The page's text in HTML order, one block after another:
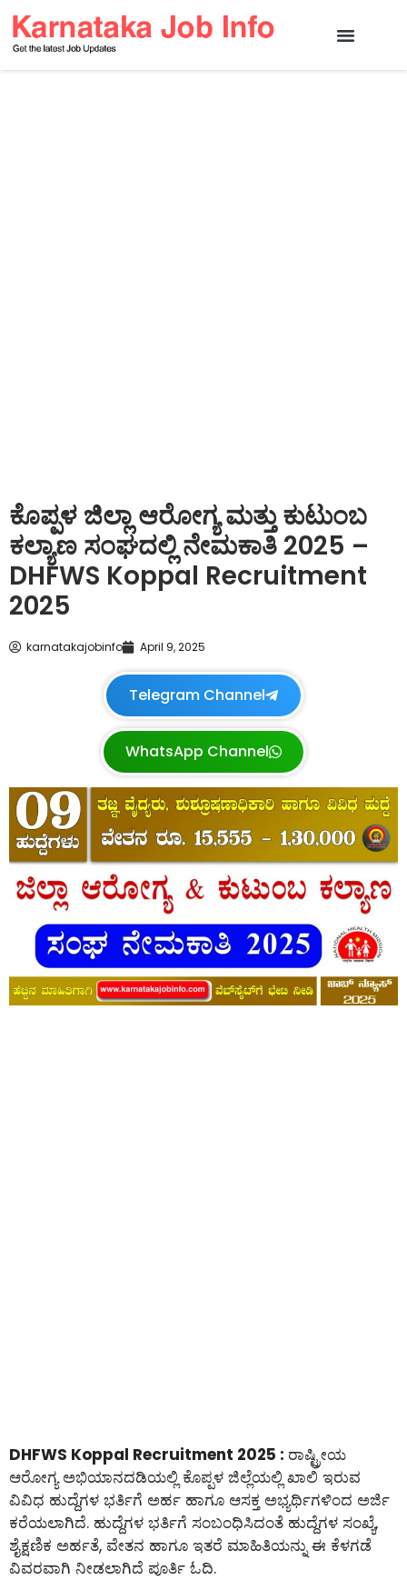
ಕೊಪ್ಪಳ ಜಿಲ್ಲಾ ಆರೋಗ್ಯ ಮತ್ತು ಕುಟುಂಬ
ಕಲ್ಯಾಣ ಸಂಘದಲ್ಲಿ ನೇಮಕಾತಿ 2025 –
DHFWS Koppal Recruitment
2025
karnatakajobinfo April 9, 2025
Telegram Channel
WhatsApp Channel
DHFWS Koppal Recruitment 2025 : ರಾಷ್ಟ್ರೀಯ
ಆರೋಗ್ಯ ಅಭಿಯಾನದಡಿಯಲ್ಲಿ ಕೊಪ್ಪಳ ಜಿಲ್ಲೆಯಲ್ಲಿ ಖಾಲಿ ಇರುವ
ವಿವಿಧ ಹುದ್ದೆಗಳ ಭರ್ತಿಗೆ ಅರ್ಹ ಹಾಗೂ ಆಸಕ್ತ ಅಭ್ಯರ್ಥಿಗಳಿಂದ ಅರ್ಜಿ
ಕರೆಯಲಾಗಿದೆ. ಹುದ್ದೆಗಳ ಭರ್ತಿಗೆ ಸಂಬಂಧಿಸಿದಂತೆ ಹುದ್ದೆಗಳ ಸಂಖ್ಯೆ,
ಶೈಕ್ಷಣಿಕ ಅರ್ಹತೆ, ವೇತನ ಹಾಗೂ ಇತರೆ ಮಾಹಿತಿಯನ್ನು ಈ ಕೆಳಗಡೆ
ವಿವರವಾಗಿ ನೀಡಲಾಗಿದೆ ಪೂರ್ತಿ ಓದಿ.